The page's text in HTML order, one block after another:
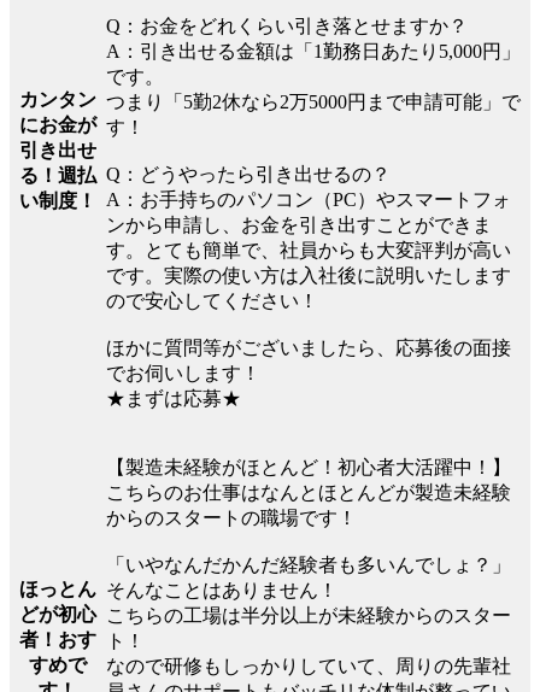
カンタン
にお金が
引き出せ
る！週払
い制度！
Q：お金をどれくらい引き落とせますか？
A：引き出せる金額は「1勤務日あたり5,000円」
です。
つまり「5勤2休なら2万5000円まで申請可能」で
す！
Q：どうやったら引き出せるの？
A：お手持ちのパソコン（PC）やスマートフォ
ンから申請し、お金を引き出すことができま
す。とても簡単で、社員からも大変評判が高い
です。実際の使い方は入社後に説明いたします
ので安心してください！
ほかに質問等がございましたら、応募後の面接
でお伺いします！
★まずは応募★
ほっとん
どが初心
者！おす
すめで
【製造未経験がほとんど！初心者大活躍中！】
こちらのお仕事はなんとほとんどが製造未経験
からのスタートの職場です！
「いやなんだかんだ経験者も多いんでしょ？」
そんなことはありません！
こちらの工場は半分以上が未経験からのスター
ト！
なので研修もしっかりしていて、周りの先輩社